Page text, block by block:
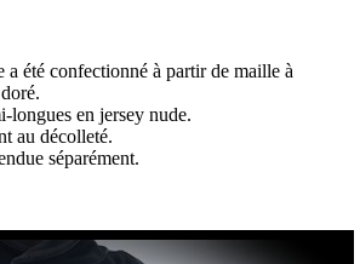
été confectionné à partir de maille à
longues en jersey nude.
au décolleté.
séparément.